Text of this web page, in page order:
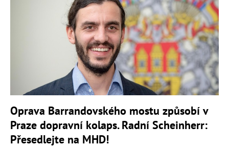
Oprava Barrandovského mostu způsobí v
Praze dopravní kolaps. Radní Scheinherr:
Přesedlejte na MHD!